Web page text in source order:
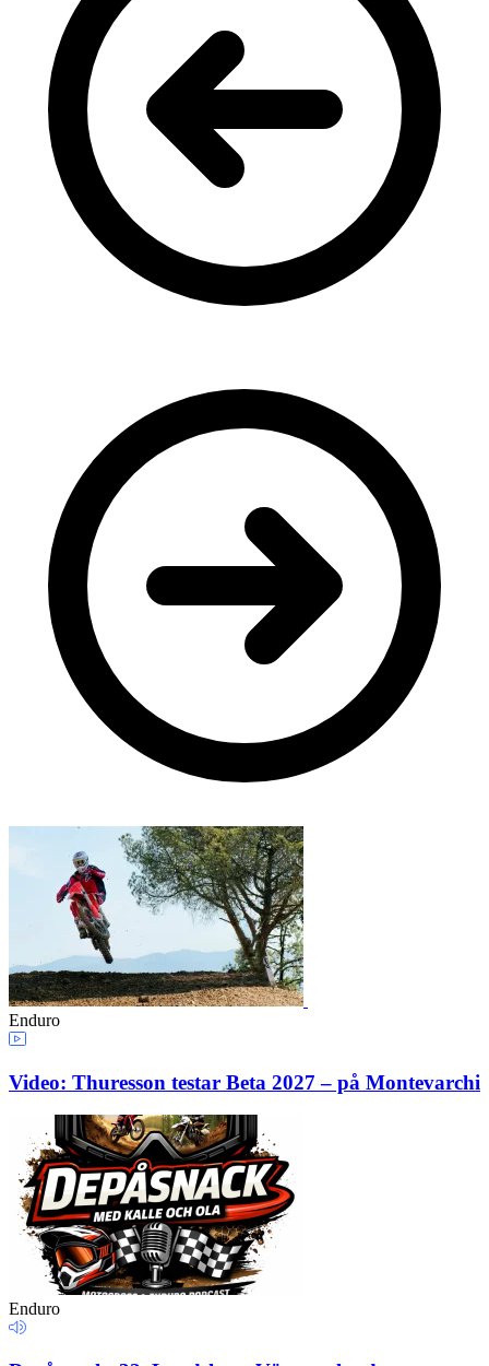
Enduro
Video: Thuresson testar Beta 2027 – på Montevarchi
Enduro